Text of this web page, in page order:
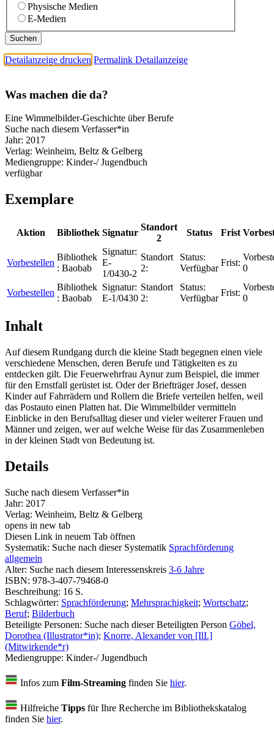
Physische Medien
E-Medien
Detailanzeige drucken Permalink Detailanzeige
Was machen die da?
Eine Wimmelbilder-Geschichte über Berufe
Suche nach diesem Verfasser*in
Jahr: 2017
Verlag: Weinheim, Beltz & Gelberg
Mediengruppe: Kinder-/ Jugendbuch
verfügbar
Exemplare
Aktion Bibliothek Signatur
Standort
2
Status Frist
Vorbestellen
Bibliothek
: Baobab
Signatur:
E-
1/0430-2
Standort
2:
Status:
Verfügbar
Frist:
0
Vorbestellen
Bibliothek
: Baobab
Signatur:
E-1/0430
Standort
2:
Status:
Verfügbar
Frist:
0
Inhalt
Auf diesem Rundgang durch die kleine Stadt begegnen einen viele
verschiedene Menschen, deren Berufe und Tätigkeiten es zu
entdecken gilt. Die Feuerwehrfrau Aynur zum Beispiel, die immer
für den Ernstfall gerüstet ist. Oder der Briefträger Josef, dessen
Kinder auf Fahrrädern und Rollern die Briefe verteilen helfen, weil
das Postauto einen Platten hat. Die Wimmelbilder vermitteln
Einblicke in den Berufsalltag dieser und vieler weiterer Frauen und
Männer und zeigen, wer auf welche Weise für das Zusammenleben
in der kleinen Stadt von Bedeutung ist.
Details
Suche nach diesem Verfasser*in
Jahr: 2017
Verlag: Weinheim, Beltz & Gelberg
opens in new tab
Diesen Link in neuem Tab öffnen
Systematik: Suche nach dieser Systematik Sprachförderung
allgemein
Alter: Suche nach diesem Interessenskreis 3-6 Jahre
ISBN: 978-3-407-79468-0
Beschreibung: 16 S.
Schlagwörter: Sprachförderung; Mehrsprachigkeit; Wortschatz;
Beruf; Bilderbuch
Beteiligte Personen: Suche nach dieser Beteiligten Person Göbel,
Dorothea (Illustrator*in); Knorre, Alexander von [IlI.]
(Mitwirkende*r)
Mediengruppe: Kinder-/ Jugendbuch
Infos zum Film-Streaming finden Sie hier.
Hilfreiche Tipps für Ihre Recherche im Bibliothekskatalog
finden Sie hier.